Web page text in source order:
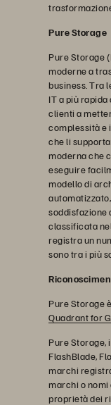
Pure Storage
Pure Storage
moderne a
business. Tra
IT a più
clienti a
complessità e
che li
moderna che
eseguire
modello di
soddisfazione
classificata
registra un
sono tra i più
Pure Storage
Quadrant for
Pure Storage,
FlashBlade,
marchi
marchi o nomi
proprietà dei